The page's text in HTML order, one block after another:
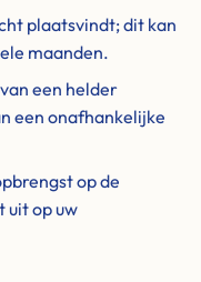
plaatsvindt; dit kan
maanden.
een helder
een onafhankelijke
op de
uit op uw